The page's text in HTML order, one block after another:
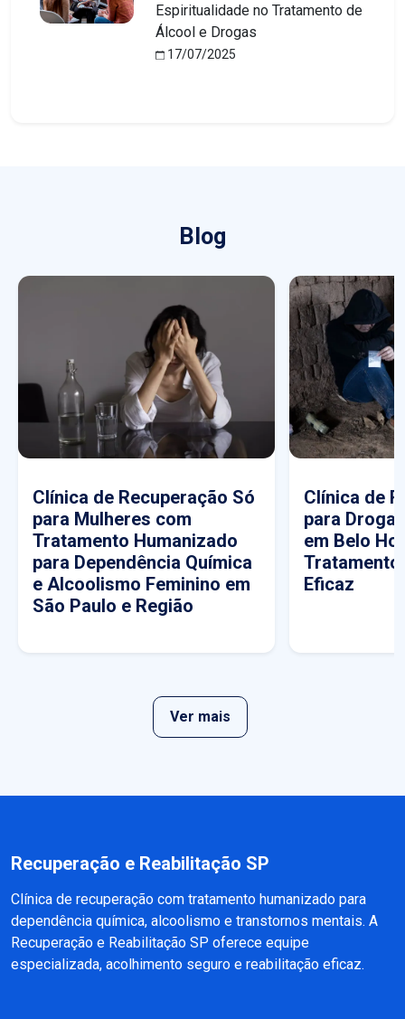
Espiritualidade no Tratamento de
Álcool e Drogas
17/07/2025
Blog
Clínica de Recuperação Só
para Mulheres com
Tratamento Humanizado
para Dependência Química
e Alcoolismo Feminino em
São Paulo e Região
Clínica de
para
em Belo
Tratamento
Eficaz
Ver mais
Recuperação e Reabilitação SP
Clínica de recuperação com tratamento humanizado para
dependência química, alcoolismo e transtornos mentais. A
Recuperação e Reabilitação SP oferece equipe
especializada, acolhimento seguro e reabilitação eficaz.